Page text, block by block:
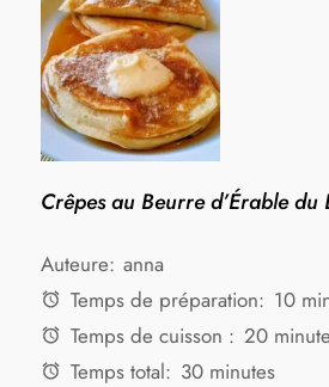
Crêpes au Beurre d’Érable du
Auteure: anna
Temps de préparation: 10
Temps de cuisson : 20
Temps total: 30 minutes